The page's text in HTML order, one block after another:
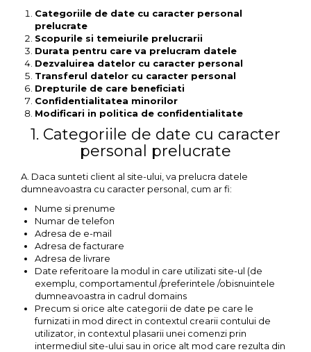
Categoriile de date cu caracter personal
prelucrate
Scopurile si temeiurile prelucrarii
Durata pentru care va prelucram datele
Dezvaluirea datelor cu caracter personal
Transferul datelor cu caracter personal
Drepturile de care beneficiati
Confidentialitatea minorilor
Modificari in politica de confidentialitate
1. Categoriile de date cu caracter
personal prelucrate
A. Daca sunteti client al site-ului, va prelucra datele
dumneavoastra cu caracter personal, cum ar fi:
Nume si prenume
Numar de telefon
Adresa de e-mail
Adresa de facturare
Adresa de livrare
Date referitoare la modul in care utilizati site-ul (de
exemplu, comportamentul /preferintele /obisnuintele
dumneavoastra in cadrul domains
Precum si orice alte categorii de date pe care le
furnizati in mod direct in contextul crearii contului de
utilizator, in contextul plasarii unei comenzi prin
intermediul site-ului sau in orice alt mod care rezulta din